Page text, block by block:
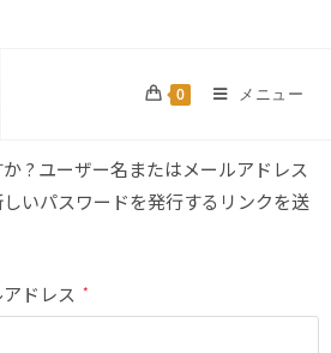
0 メニュー
? ユーザー名またはメールアドレス
いパスワードを発行するリンクを送
ドレス *